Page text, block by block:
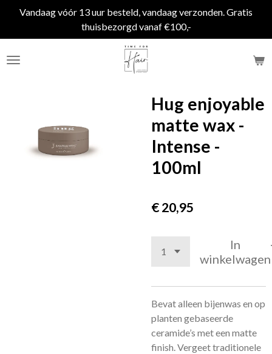
naar
de
Vandaag vóór 13 uur besteld, vandaag verzonden. Gratis
thuisbezorgd vanaf €100,-
Hug enjoyable
matte wax -
Intense -
100ml
€ 20,95
In
winkelwagen
Bevat alleen bijenwas en op
planten gebaseerde
ceramide’s met een matte
finish. Vergeet traditionele